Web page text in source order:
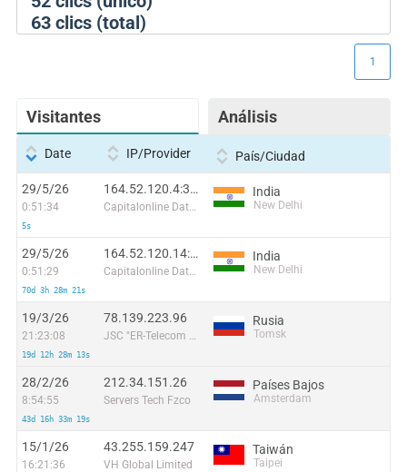
63clics (total)
Visitantes Análisis
1
Date IP/Provider País/Ciudad
29/5/26
0:51:34
5s
164.52.120.4:37407
Capitalonline Data Service (HK) Co
India
New Delhi
29/5/26
0:51:29
70d 3h 28m 21s
164.52.120.14:53945
Capitalonline Data Service (HK) Co
India
New Delhi
19/3/26
21:23:08
19d 12h 28m 13s
78.139.223.96
JSC "ER-Telecom Holding" Tomsk Branch
Rusia
Tomsk
28/2/26
8:54:55
43d 16h 33m 19s
212.34.151.26
Servers Tech Fzco
Países Bajos
Amsterdam
15/1/26
16:21:36
43.255.159.247
VH Global Limited
Taiwán
Taipei